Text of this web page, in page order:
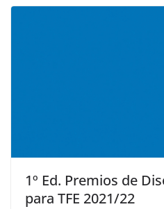
1º Ed. Premios de
para TFE 2021/22